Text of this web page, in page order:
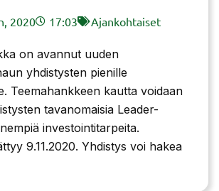
2020 17:03 Ajankohtaiset
on avannut uuden
yhdistysten pienille
Teemahankkeen kautta voidaan
tavanomaisia Leader-
investointitarpeita.
9.11.2020. Yhdistys voi hakea